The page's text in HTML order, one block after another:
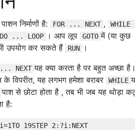
निर्माणों है: FOR ... NEXT ,
DO ... LOOP । आप लूप GOTO में (या कुछ
उपयोग कर सकते हैं
RUN ।
... NEXT यह क्या करता है पर बहुत अच्छा
के विपरीत, यह लगभग हमेशा बराबर
WHILE
पाश से छोटा होता है , तब भी जब यह थोड़ा
है:
i=1TO 19STEP 2:?i:NEXT